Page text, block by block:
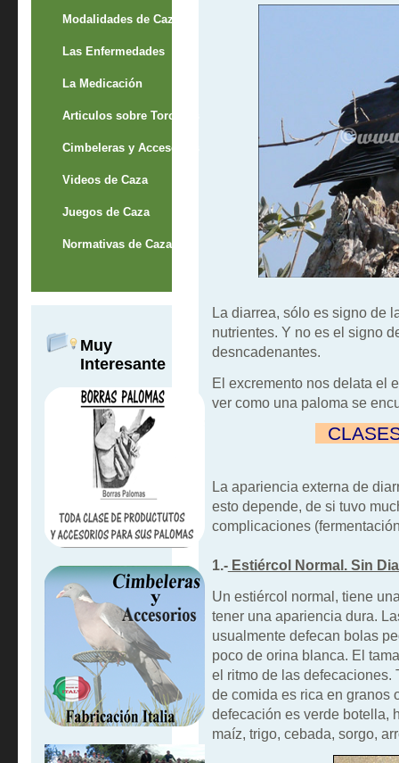
Modalidades de Caza
Las Enfermedades
La Medicación
Articulos sobre Torcaces
Cimbeleras y Accesorios
Videos de Caza
Juegos de Caza
Normativas de Caza
Muy
Interesante
La diarrea, sólo es signo de
nutrientes. Y no es el signo
desncadenantes.
El excremento nos delata el
ver como una paloma se
La apariencia externa de
esto depende, de si tuvo
complicaciones
1.-Estiércol Normal. Sin
Un estiércol normal, tiene
tener una apariencia dura.
usualmente defecan bolas
poco de orina blanca. El
el ritmo de las defecaciones.
de comida es rica en granos
defecación es verde botella,
maíz, trigo, cebada, sorgo,